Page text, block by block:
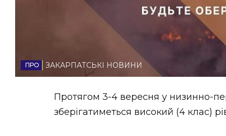
ВІДЕОЗАКАРПАТСЬКІ НОВИНИ
Протягом 3-4 вересня у низинно-
зберігатиметься високий (4 клас)